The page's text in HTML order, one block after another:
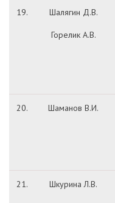
19. Шалягин Д.В.
Горелик А.В.
20. Шаманов В.И.
21. Шкурина Л.В.